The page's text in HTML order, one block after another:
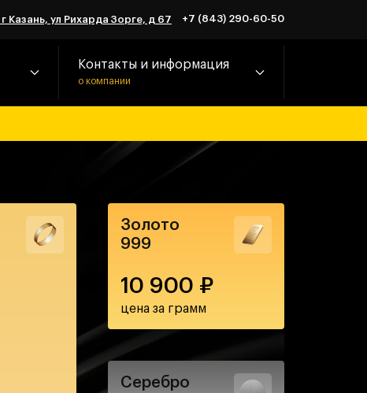
г Казань, ул Рихарда Зорге, д 67 +7 (843) 290-60-50
Контакты и информация
о компании
Золото
999
10 900 ₽
цена за грамм
Серебро